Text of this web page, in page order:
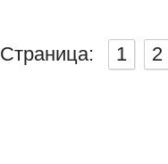
Страница: 1 2